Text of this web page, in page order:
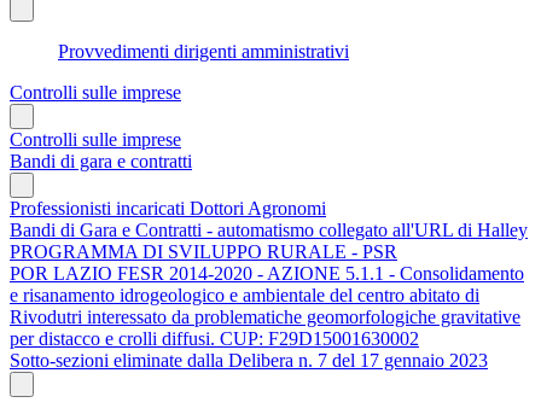
Provvedimenti dirigenti amministrativi
Controlli sulle imprese
Controlli sulle imprese
Bandi di gara e contratti
Professionisti incaricati Dottori Agronomi
Bandi di Gara e Contratti - automatismo collegato all'URL di Halley
PROGRAMMA DI SVILUPPO RURALE - PSR
POR LAZIO FESR 2014-2020 - AZIONE 5.1.1 - Consolidamento
e risanamento idrogeologico e ambientale del centro abitato di
Rivodutri interessato da problematiche geomorfologiche gravitative
per distacco e crolli diffusi. CUP: F29D15001630002
Sotto-sezioni eliminate dalla Delibera n. 7 del 17 gennaio 2023